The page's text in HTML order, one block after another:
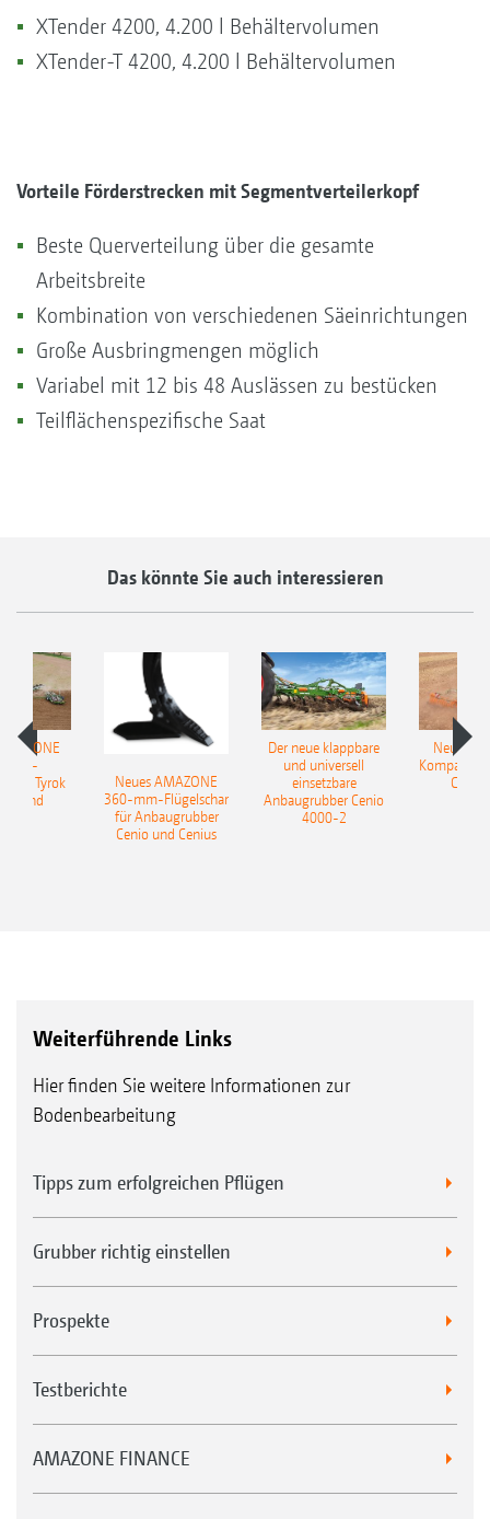
XTender 4200, 4.200 l Behältervolumen
XTender-T 4200, 4.200 l Behältervolumen
Vorteile Förderstrecken mit Segmentverteilerkopf
Beste Querverteilung über die gesamte
Arbeitsbreite
Kombination von verschiedenen Säeinrichtungen
Große Ausbringmengen möglich
Variabel mit 12 bis 48 Auslässen zu bestücken
Teilflächenspezifische Saat
Das könnte Sie auch interessieren
Tyrok
Neues AMAZONE
360-mm-Flügelschar
für Anbaugrubber
Cenio und Cenius
Der neue klappbare
und universell
einsetzbare
Anbaugrubber Cenio
4000-2
Neue
Weiterführende Links
Hier finden Sie weitere Informationen zur
Bodenbearbeitung
Tipps zum erfolgreichen Pflügen
Grubber richtig einstellen
Prospekte
Testberichte
AMAZONE FINANCE